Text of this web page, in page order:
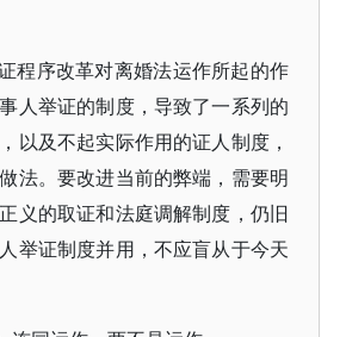
程序改革对离婚法运作所起的作
人举证的制度，导致了一系列的
以及不起实际作用的证人制度，
法。要改进当前的弊端，需要明
义的取证和法庭调解制度，仍旧
举证制度并用，不应盲从于今天